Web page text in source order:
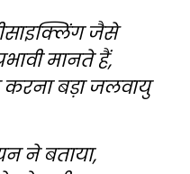
जैसे
मानते हैं,
करना बड़ा जलवायु
ने बताया,